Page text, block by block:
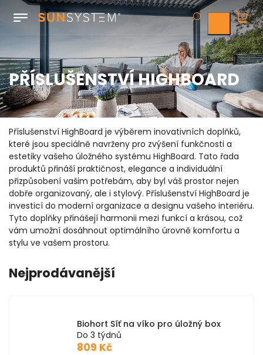
PŘÍSLUŠENSTVÍ HIGHBOARD
Příslušenství HighBoard je výběrem inovativních doplňků,
které jsou speciálně navrženy pro zvýšení funkčnosti a
estetiky vašeho úložného systému HighBoard. Tato řada
produktů přináší praktičnost, elegance a individuální
přizpůsobení vašim potřebám, aby byl váš prostor nejen
dobře organizovaný, ale i stylový. Příslušenství HighBoard je
investicí do moderní organizace a designu vašeho interiéru.
Tyto doplňky přinášejí harmonii mezi funkcí a krásou, což
vám umožní dosáhnout optimálního úrovně komfortu a
stylu ve vašem prostoru.
Nejprodávanější
Biohort Síť na víko pro úložný box
Do 3 týdnů
809 Kč